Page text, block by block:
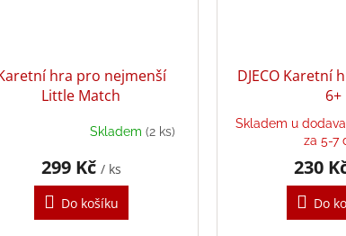
hra pro nejmenší
Little Match
Skladem(2 ks)
299 Kč / ks
Do košíku
DJECO Karetní
6+
Skladem u
za 5-7
230
Do